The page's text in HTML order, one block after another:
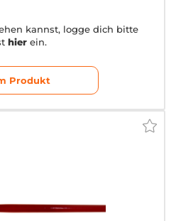
kannst, logge dich bitte
hier ein.
Produkt